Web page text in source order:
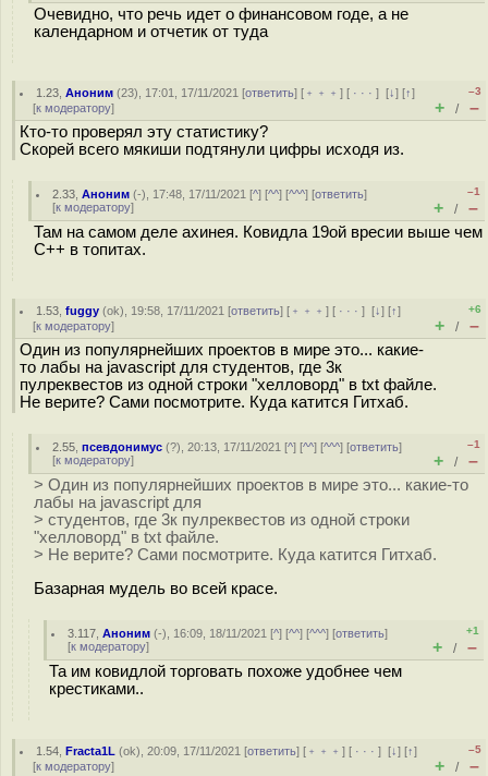
Очевидно, что речь идет о финансовом годе, а не
календарном и отчетик от туда
1.23 ,Аноним (23), 17:01, 17/11/2021 [ответить] [ ﹢﹢﹢] [ · · ·][↓] [↑]
[к модератору]
–3
+ / –
Кто-то проверял эту статистику?
Скорей всего мякиши подтянули цифры исходя из.
2.33 ,Аноним (-), 17:48, 17/11/2021 [^] [^^] [^^^] [ответить]
[к модератору]
–1
+ / –
Там на самом деле ахинея. Ковидла 19ой вресии выше чем
C++ в топитах.
1.53 ,fuggy (ok), 19:58, 17/11/2021 [ответить] [ ﹢﹢﹢] [ · · ·][↓] [↑]
[к модератору]
+6
+ / –
Один из популярнейших проектов в мире это... какие-
то лабы на javascript для студентов, где 3к
пулреквестов из одной строки "хелловорд" в txt файле.
Не верите? Сами посмотрите. Куда катится Гитхаб.
2.55 ,псевдонимус (?), 20:13, 17/11/2021 [^] [^^] [^^^] [ответить]
[к модератору]
–1
+ / –
> Один из популярнейших проектов в мире это... какие-то
лабы на javascript для
> студентов, где 3к пулреквестов из одной строки
"хелловорд" в txt файле.
> Не верите? Сами посмотрите. Куда катится Гитхаб.
Базарная мудель во всей красе.
3.117 ,Аноним (-), 16:09, 18/11/2021 [^] [^^] [^^^] [ответить]
[к модератору]
+1
+ / –
Та им ковидлой торговать похоже удобнее чем
крестиками..
1.54 ,Fracta1L (ok), 20:09, 17/11/2021 [ответить] [ ﹢﹢﹢] [ · · ·][↓] [↑]
[к модератору]
–5
+ / –